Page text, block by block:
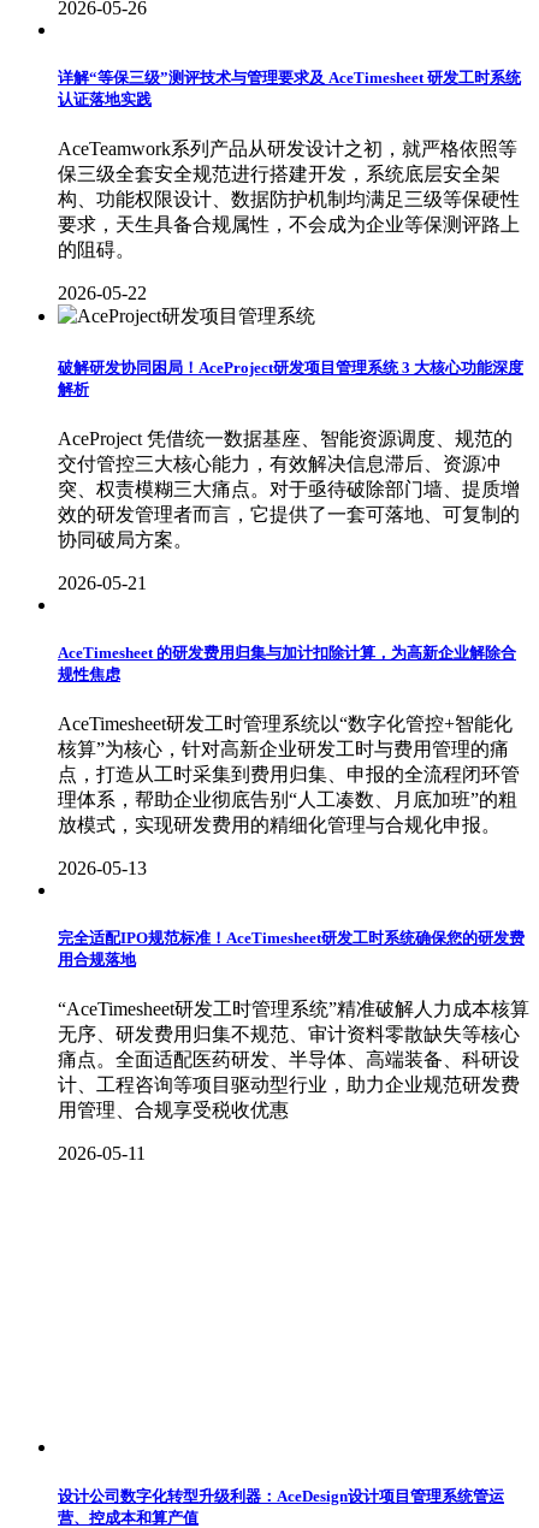
2026-05-26
详解“等保三级”测评技术与管理要求及 AceTimesheet 研发工时系统
认证落地实践
AceTeamwork系列产品从研发设计之初，就严格依照等
保三级全套安全规范进行搭建开发，系统底层安全架
构、功能权限设计、数据防护机制均满足三级等保硬性
要求，天生具备合规属性，不会成为企业等保测评路上
的阻碍。
2026-05-22
破解研发协同困局！AceProject研发项目管理系统 3 大核心功能深度
解析
AceProject 凭借统一数据基座、智能资源调度、规范的
交付管控三大核心能力，有效解决信息滞后、资源冲
突、权责模糊三大痛点。对于亟待破除部门墙、提质增
效的研发管理者而言，它提供了一套可落地、可复制的
协同破局方案。
2026-05-21
AceTimesheet 的研发费用归集与加计扣除计算，为高新企业解除合
规性焦虑
AceTimesheet研发工时管理系统以“数字化管控+智能化
核算”为核心，针对高新企业研发工时与费用管理的痛
点，打造从工时采集到费用归集、申报的全流程闭环管
理体系，帮助企业彻底告别“人工凑数、月底加班”的粗
放模式，实现研发费用的精细化管理与合规化申报。
2026-05-13
完全适配IPO规范标准！AceTimesheet研发工时系统确保您的研发费
用合规落地
“AceTimesheet研发工时管理系统”精准破解人力成本核算
无序、研发费用归集不规范、审计资料零散缺失等核心
痛点。全面适配医药研发、半导体、高端装备、科研设
计、工程咨询等项目驱动型行业，助力企业规范研发费
用管理、合规享受税收优惠
2026-05-11
设计公司数字化转型升级利器：AceDesign设计项目管理系统管运
营、控成本和算产值